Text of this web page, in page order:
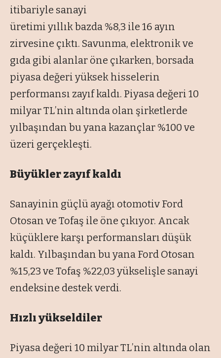
itibariyle sanayi
üretimi yıllık bazda %8,3 ile 16 ayın
zirvesine çıktı. Savunma, elektronik ve
gıda gibi alanlar öne çıkarken, borsada
piyasa değeri yüksek hisselerin
performansı zayıf kaldı. Piyasa değeri 10
milyar TL’nin altında olan şirketlerde
yılbaşından bu yana kazançlar %100 ve
üzeri gerçekleşti.
Büyükler zayıf kaldı
Sanayinin güçlü ayağı otomotiv Ford
Otosan ve Tofaş ile öne çıkıyor. Ancak
küçüklere karşı performansları düşük
kaldı. Yılbaşından bu yana Ford Otosan
%15,23 ve Tofaş %22,03 yükselişle sanayi
endeksine destek verdi.
Hızlı yükseldiler
Piyasa değeri 10 milyar TL’nin altında olan